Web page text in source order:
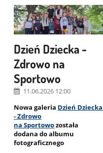
Dzień Dziecka -
Zdrowo na
Sportowo
11.06.2026 12:00
Nowa galeria Dzień Dziecka
- Zdrowo
na Sportowozostała
dodana do albumu
fotograficznego